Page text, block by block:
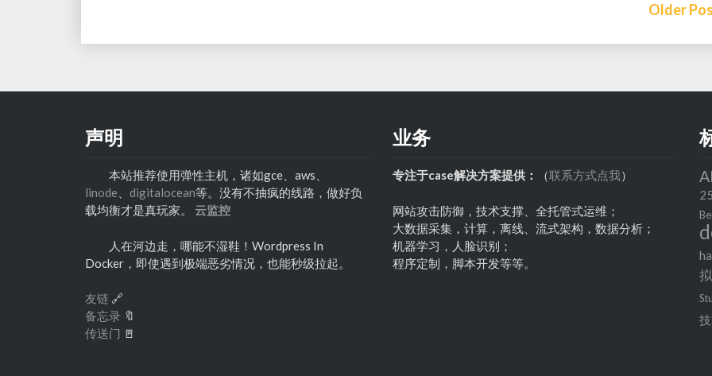
网）
网
品
Older
声明
本站推荐使用弹性主机，诸如gce、aws、
linode
digitalocean等。没有不抽疯的线路，做好负
载均衡才是真玩家。 云监控
人在河边走，哪能不湿鞋！Wordpress In
Docker，即使遇到极端恶劣情况，也能秒级拉起。
友链 🔗
备忘录 🔖
传送门 🚪
业务
专注于case解决方案提供： （联系方式点我）
网站攻击防御，技术支撑、全托管式运维；
大数据采集，计算，离线、流式架构，数据分析；
机器学习，人脸识别；
程序定制，脚本开发等等。
AI